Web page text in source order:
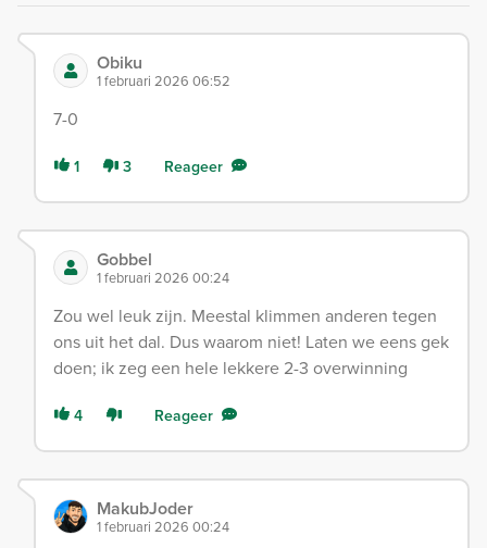
Obiku
1 februari 2026 06:52
7-0
1 3 Reageer
Gobbel
1 februari 2026 00:24
Zou wel leuk zijn. Meestal klimmen anderen tegen
ons uit het dal. Dus waarom niet! Laten we eens gek
doen; ik zeg een hele lekkere 2-3 overwinning
4 Reageer
MakubJoder
1 februari 2026 00:24